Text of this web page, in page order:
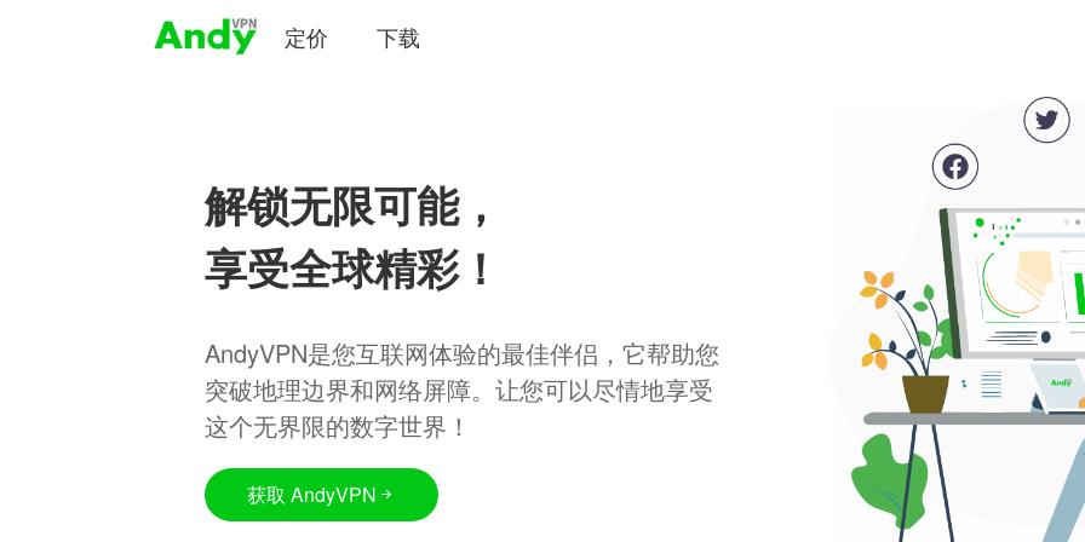
定价 下载
解锁无限可能，
享受全球精彩！
AndyVPN是您互联网体验的最佳伴侣，它帮助您
突破地理边界和网络屏障。让您可以尽情地享受
这个无界限的数字世界！
获取 AndyVPN